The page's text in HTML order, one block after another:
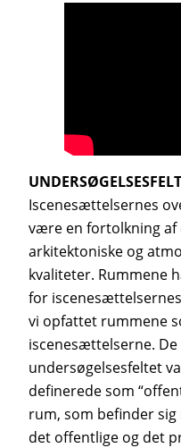
Iscenesættelsernes
være en fortolkning af
arkitektoniske og
kvaliteter. Rummene
for
vi opfattet rummene
iscenesættelserne.
undersøgelsesfeltet
definerede som
rum, som befinder
det offentlige og det